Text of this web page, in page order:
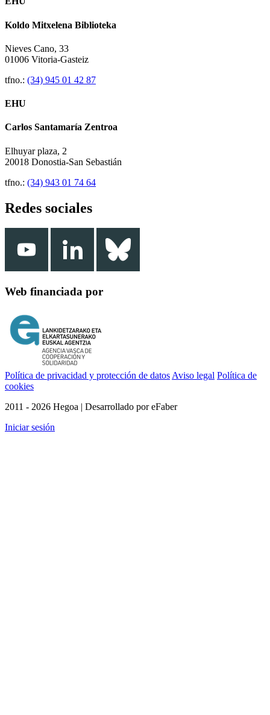
Koldo Mitxelena Biblioteka
Nieves Cano, 33
01006 Vitoria-Gasteiz
tfno.: (34) 945 01 42 87
EHU
Carlos Santamaría Zentroa
Elhuyar plaza, 2
20018 Donostia-San Sebastián
tfno.: (34) 943 01 74 64
Redes sociales
Web financiada por
Política de privacidad y protección de datos Aviso legal Política de
cookies
2011 - 2026 Hegoa | Desarrollado por eFaber
Iniciar sesión